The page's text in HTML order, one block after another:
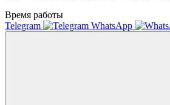
Время работы
Telegram
WhatsApp